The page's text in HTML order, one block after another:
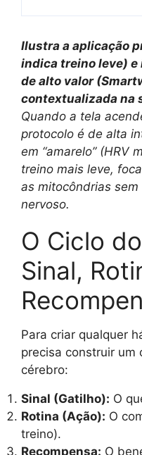
Ilustra a aplicação
indica treino leve)
de alto valor
contextualizada na
Quando a tela
protocolo é de alta
em “amarelo” (HRV
treino mais leve,
as mitocôndrias
nervoso.
O Ciclo
Sinal,
Para criar qualquer
precisa construir um
cérebro:
Sinal (Gatilho): O
Rotina (Ação): O
treino).
Recompensa: O